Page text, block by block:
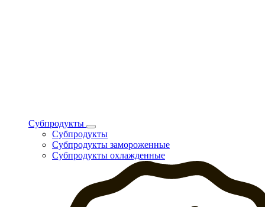
Субпродукты
Субпродукты
Субпродукты замороженные
Субпродукты охлажденные